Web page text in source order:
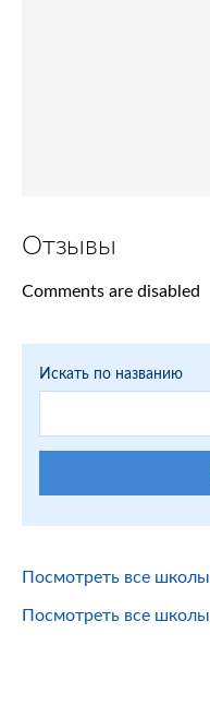
Отзывы
Comments are disabled
Искать по названию
Посмотреть все школы
Посмотреть все школы